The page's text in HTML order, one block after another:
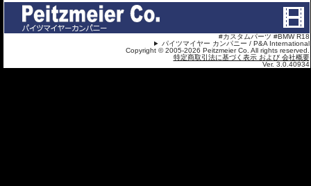
#カスタムパーツ #BMW R18
パイツマイヤー カンパニー / P&A International
Copyright © 2005-2026 Peitzmeier Co. All rights reserved.
特定商取引法に基づく表示 および 会社概要
Ver. 3.0.40934